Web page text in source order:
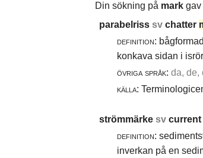
Din sökning på mark gav
parabelriss sv chatter
definition:
konkava sidan i
övriga språk: da, de,
källa:
strömmärke sv current
definition:
inverkan på en